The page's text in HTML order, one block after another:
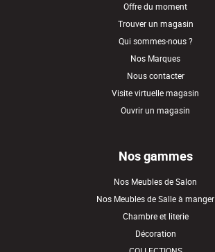
Offre du moment
Trouver un magasin
Qui sommes-nous ?
Nos Marques
Nous contacter
Visite virtuelle magasin
Ouvrir un magasin
Nos gammes
Nos Meubles de Salon
Nos Meubles de Salle à manger
Chambre et literie
Décoration